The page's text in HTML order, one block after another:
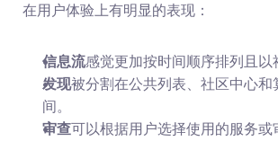
在用户体验上有明显的表现：
信息流感觉更加按时间顺序排列且以
发现被分割在公共列表、社区中心和
间。
审查可以根据用户选择使用的服务或